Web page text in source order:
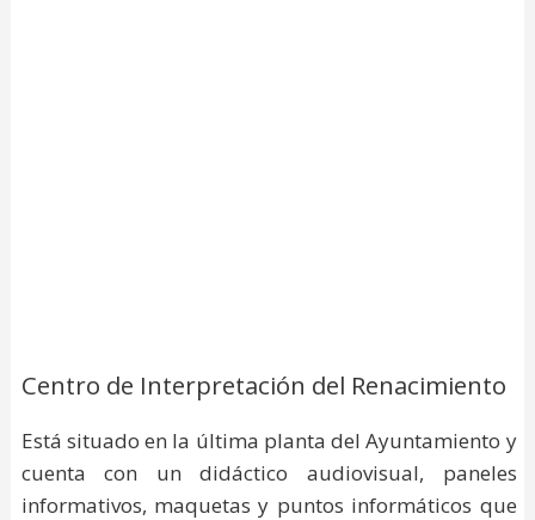
Centro de Interpretación del Renacimiento
Está situado en la última planta del Ayuntamiento y
cuenta con un didáctico audiovisual, paneles
informativos, maquetas y puntos informáticos que